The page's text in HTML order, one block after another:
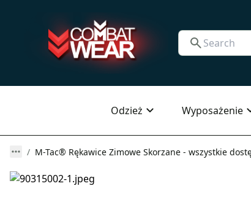
Odzież Wyposażenie
M-Tac® Rękawice Zimowe Skorzane - wszystkie